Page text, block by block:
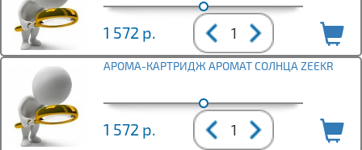
1 572 р.
АРОМА-КАРТРИДЖ АРОМАТ СОЛНЦА ZEEKR
1 572 р.